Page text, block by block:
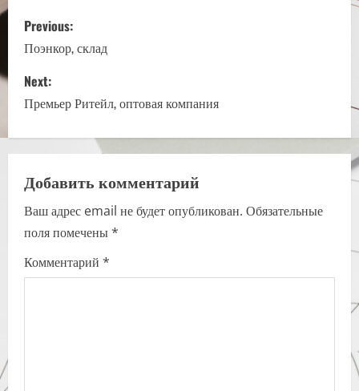
P
o
s
t
a
v
i
g
Previous:
Поэнкор, склад
Next:
Премьер Ритейл, оптовая компания
Добавить комментарий
Ваш адрес email не будет опубликован. Обязательные
поля помечены*
Комментарий *